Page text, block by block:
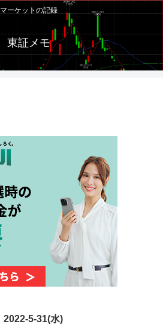
マーケットの記録
東証メモ
2022-5-31(水)